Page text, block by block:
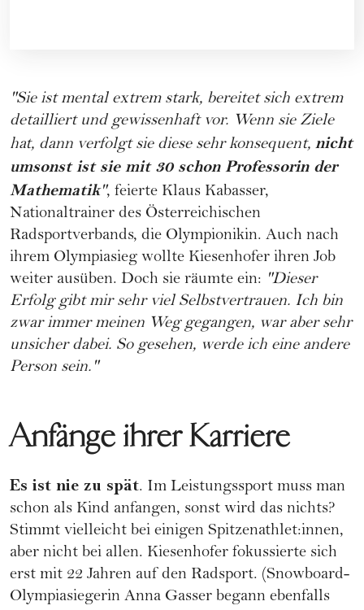
"Sie ist mental extrem stark, bereitet sich extrem
detailliert und gewissenhaft vor. Wenn sie Ziele
hat, dann verfolgt sie diese sehr konsequent, nicht
umsonst ist sie mit 30 schon Professorin der
Mathematik", feierte Klaus Kabasser,
Nationaltrainer des Österreichischen
Radsportverbands, die Olympionikin. Auch nach
ihrem Olympiasieg wollte Kiesenhofer ihren Job
weiter ausüben. Doch sie räumte ein: "Dieser
Erfolg gibt mir sehr viel Selbstvertrauen. Ich bin
zwar immer meinen Weg gegangen, war aber sehr
unsicher dabei. So gesehen, werde ich eine andere
Person sein."
Anfänge ihrer Karriere
Es ist nie zu spät. Im Leistungssport muss man
schon als Kind anfangen, sonst wird das nichts?
Stimmt vielleicht bei einigen Spitzenathlet:innen,
aber nicht bei allen. Kiesenhofer fokussierte sich
erst mit 22 Jahren auf den Radsport. (Snowboard-
Olympiasiegerin Anna Gasser begann ebenfalls